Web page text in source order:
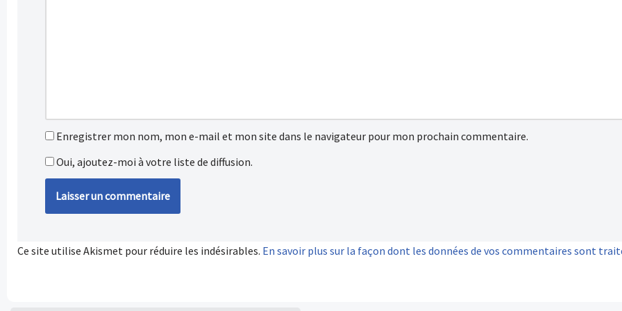
Enregistrer mon nom, mon e-mail et mon site dans le navigateur pour mon prochain commentaire.
Oui, ajoutez-moi à votre liste de diffusion.
Ce site utilise Akismet pour réduire les indésirables. En savoir plus sur la façon dont les données de vos commentaires sont